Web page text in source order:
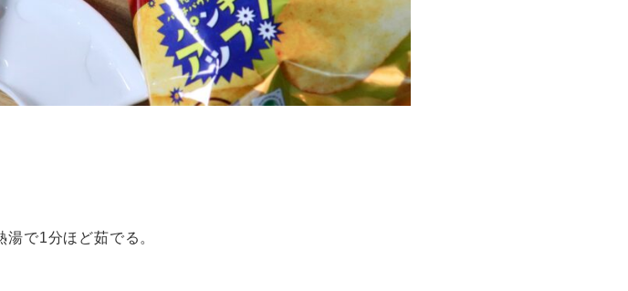
で1分ほど茹でる。